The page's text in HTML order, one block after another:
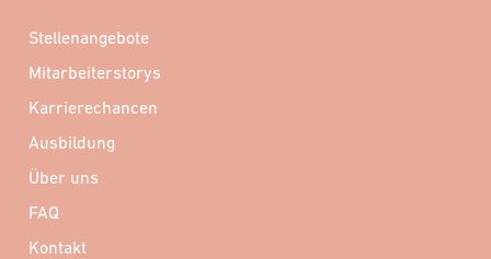
Stellenangebote
Mitarbeiterstorys
Karrierechancen
Ausbildung
Über uns
FAQ
Kontakt